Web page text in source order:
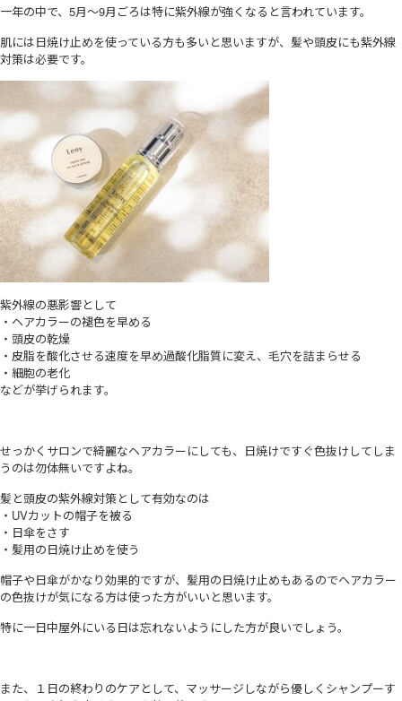
一年の中で、5月〜9月ごろは特に紫外線が強くなると言われています。
肌には日焼け止めを使っている方も多いと思いますが、髪や頭皮にも紫外線
対策は必要です。
紫外線の悪影響として
・ヘアカラーの褪色を早める
・頭皮の乾燥
・皮脂を酸化させる速度を早め過酸化脂質に変え、毛穴を詰まらせる
・細胞の老化
などが挙げられます。
せっかくサロンで綺麗なヘアカラーにしても、日焼けですぐ色抜けしてしま
うのは勿体無いですよね。
髪と頭皮の紫外線対策として有効なのは
・UVカットの帽子を被る
・日傘をさす
・髪用の日焼け止めを使う
帽子や日傘がかなり効果的ですが、髪用の日焼け止めもあるのでヘアカラー
の色抜けが気になる方は使った方がいいと思います。
特に一日中屋外にいる日は忘れないようにした方が良いでしょう。
また、１日の終わりのケアとして、マッサージしながら優しくシャンプーす